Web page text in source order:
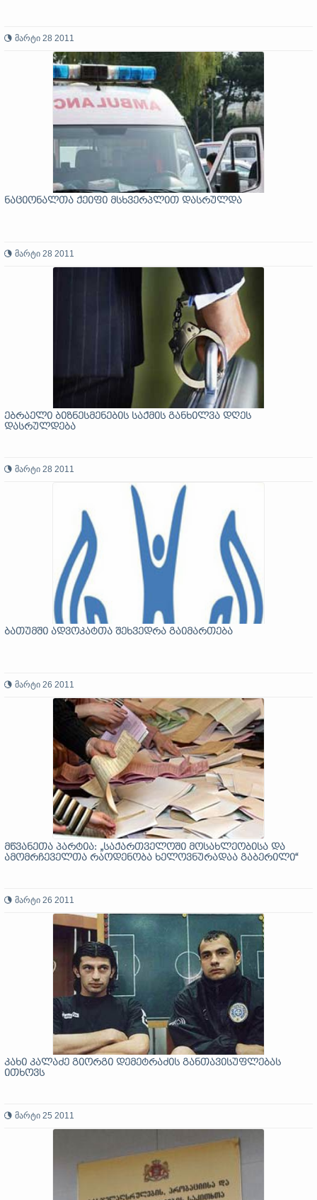
მარტი 28 2011
ნაციონალთა ქეიფი მსხვერპლით დასრულდა
მარტი 28 2011
ებრაელი ბიზნესმენების საქმის განხილვა დღეს
დასრულდება
მარტი 28 2011
ბათუმში ადვოკატთა შეხვედრა გაიმართება
მარტი 26 2011
მწვანეთა პარტია: „საქართველოში მოსახლეობისა და
ამომრჩეველთა რაოდენობა ხელოვნურადაა გაბერილი“
მარტი 26 2011
კახი კალაძე გიორგი დემეტრაძის განთავისუფლებას
ითხოვს
მარტი 25 2011